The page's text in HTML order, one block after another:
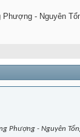
- Nguyên
Phượng - Nguyên